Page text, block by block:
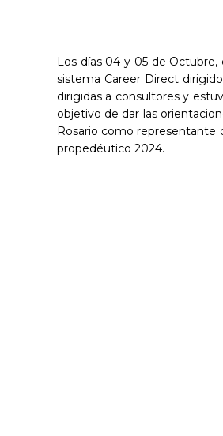
Los días 04 y 05 de
sistema Career Direct
dirigidas a consultores y
objetivo de dar las
Rosario como representante
propedéutico 2024.